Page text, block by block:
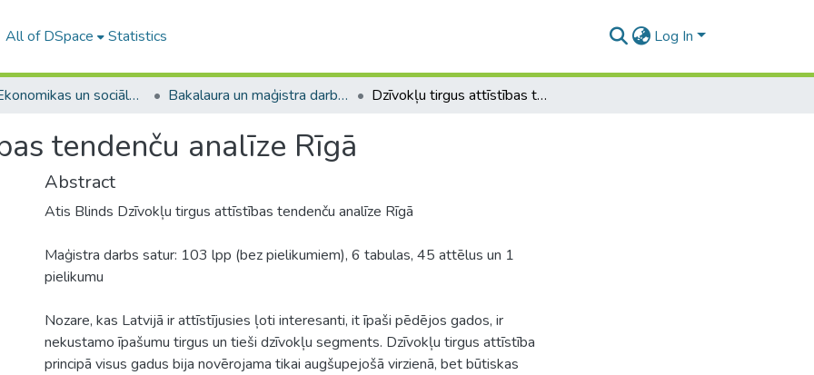
All of DSpace Statistics Log In
A -- Ekonomikas un sociālo zinātņu fakultāte / Faculty of Economics and Social Sciences Bakalaura un maģistra darbi (ESZF) / Bachelor's and Master's theses Dzīvokļu tirgus attīstības tendenču analīze Rīgā
tendenču analīze Rīgā
Abstract
Atis Blinds Dzīvokļu tirgus attīstības tendenču analīze Rīgā
Maģistra darbs satur: 103 lpp (bez pielikumiem), 6 tabulas, 45 attēlus un 1
pielikumu
Nozare, kas Latvijā ir attīstījusies ļoti interesanti, it īpaši pēdējos gados, ir
nekustamo īpašumu tirgus un tieši dzīvokļu segments. Dzīvokļu tirgus attīstība
principā visus gadus bija novērojama tikai augšupejošā virzienā, bet būtiskas